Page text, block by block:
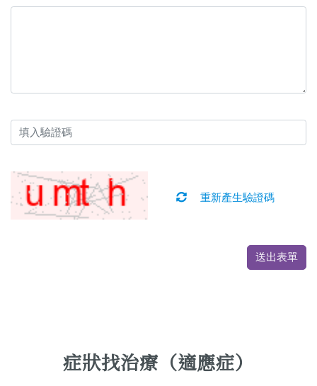
重新產生驗證碼
送出表單
症狀找治療（適應症）